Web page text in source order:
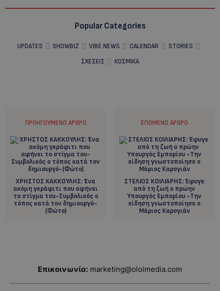
Popular Categories
UPDATES SHOWBIZ VIBE NEWS CALENDAR
STORIES
ΣΧΕΣΕΙΣ
ΚΟΣΜΙΚΑ
ΠΡΟΗΓΟΎΜΕΝΟ ΆΡΘΡΟ
ΧΡΗΣΤΟΣ ΚΑΚΚΟΥΛΗΣ: Ένα
ακόμη γκράφιτι που αφήνει
το στίγμα του-Συμβολικός ο
τόπος κατά τον δημιουργό-
(Φώτο)
ΕΠΌΜΕΝΟ ΆΡΘΡΟ
ΣΤΕΛΙΟΣ ΚΟΙΛΙΑΡΗΣ: Έφυγε
από τη ζωή ο πρώην
Υπουργός Εμπορίου -Την
είδηση γνωστοποίησε ο
Μάριος Καρογιάν
Επικοινωνία: marketing@oloimedia.com